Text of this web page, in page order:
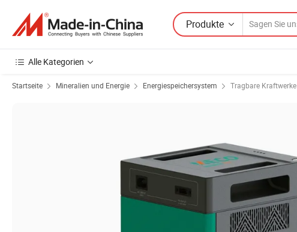
Produkte
Alle Kategorien
Startseite Mineralien und Energie Energiespeichersystem Tragbare Kraftwerke